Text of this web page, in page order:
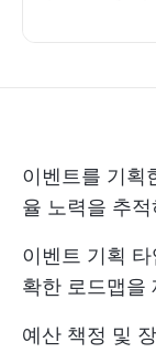
이벤트를 기획
율 노력을 추
이벤트 기획
확한 로드맵을
예산 책정 및